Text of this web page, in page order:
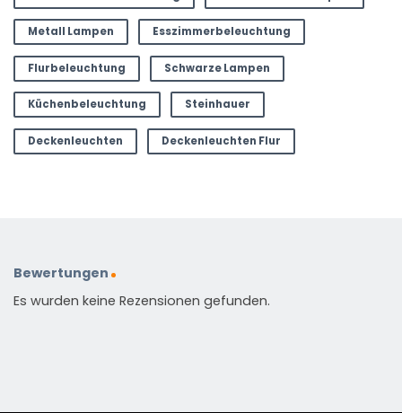
Metall Lampen Esszimmerbeleuchtung
Flurbeleuchtung Schwarze Lampen
Küchenbeleuchtung Steinhauer
Deckenleuchten Deckenleuchten Flur
Bewertungen
Es wurden keine Rezensionen gefunden.